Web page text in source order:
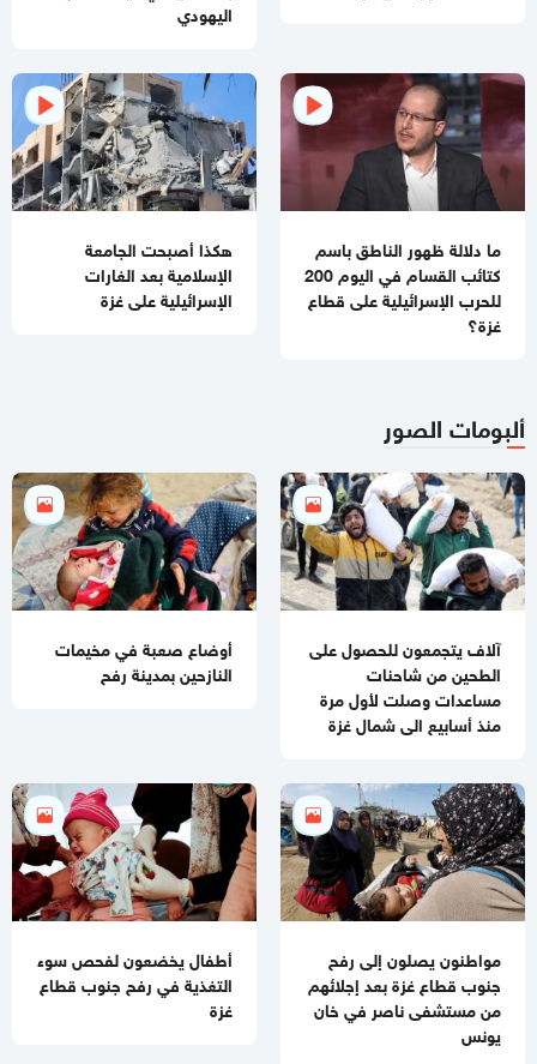
نتنياهو لترامب: لن ننسحب من لبنان ولسنا ملزمين بالاتفاق
08:59 صباحا
رسميا.. التوصل إلى اتفاق بين أميركا وإيران
04:22 مساءاً
مقر خاتم الأنبياء: جرائم الصهاينة في الضاحية لن تبقى دون رد
02:25 مساءاً
بالفيديوالاحتلال يقصف ضاحية بيروت وتصعيد يهدد الاتفاق
اليهودي
ما دلالة ظهور الناطق باسم
كتائب القسام في اليوم 200
للحرب الإسرائيلية على قطاع
غزة؟
هكذا أصبحت الجامعة
الإسلامية بعد الغارات
الإسرائيلية على غزة
ألبومات الصور
آلاف يتجمعون للحصول على
الطحين من شاحنات
مساعدات وصلت لأول مرة
منذ أسابيع الى شمال غزة
أوضاع صعبة في مخيمات
النازحين بمدينة رفح
مواطنون يصلون إلى رفح
جنوب قطاع غزة بعد إجلائهم
من مستشفى ناصر في خان
يونس
أطفال يخضعون لفحص سوء
التغذية في رفح جنوب قطاع
غزة